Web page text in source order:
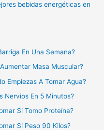
bebidas energéticas en
En Una Semana?
Masa Muscular?
Empiezas A Tomar Agua?
Nervios En 5 Minutos?
Si Tomo Proteína?
Si Peso 90 Kilos?